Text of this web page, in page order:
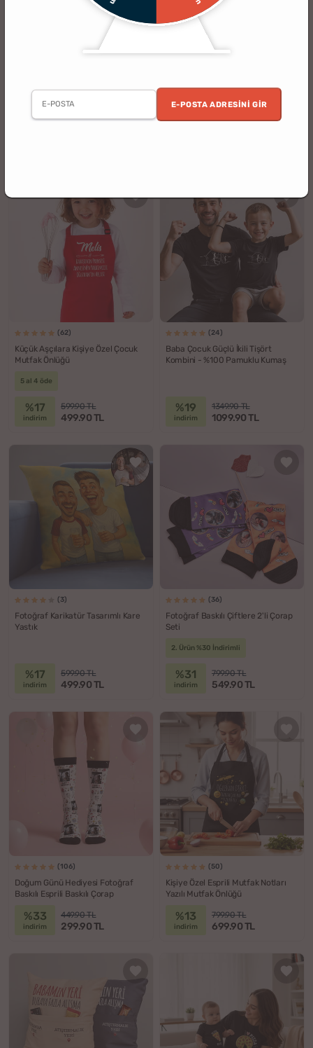
E-POSTA ADRESINI GIR
Çerçeve
(62)
Küçük Aşçılara Kişiye Özel Çocuk
Mutfak Önlüğü
5 al 4 öde
%17
indirim
599.90 TL
499.90 TL
(24)
Baba Çocuk Güçlü İkili Tişört
Kombini - %100 Pamuklu Kumaş
%19
indirim
1349.90 TL
1099.90 TL
(3)
Fotoğraf Karikatür Tasarımlı Kare
Yastık
%17
indirim
599.90 TL
499.90 TL
(36)
Fotoğraf Baskılı Çiftlere 2'li Çorap
Seti
2. Ürün %30 İndirimli
%31
indirim
799.90 TL
549.90 TL
(106)
Doğum Günü Hediyesi Fotoğraf
Baskılı Esprili Baskılı Çorap
%33
indirim
449.90 TL
299.90 TL
(50)
Kişiye Özel Esprili Mutfak Notları
Yazılı Mutfak Önlüğü
%13
indirim
799.90 TL
699.90 TL